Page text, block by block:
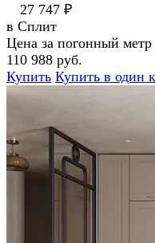
27 747 ₽
в Сплит
Цена за погонный метр
110 988 руб.
Купить Купить в один